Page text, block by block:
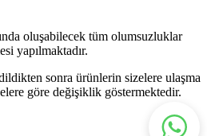
oluşabilecek tüm olumsuzluklar
yapılmaktadır.
sonra ürünlerin sizelere ulaşma
göre değişiklik göstermektedir.